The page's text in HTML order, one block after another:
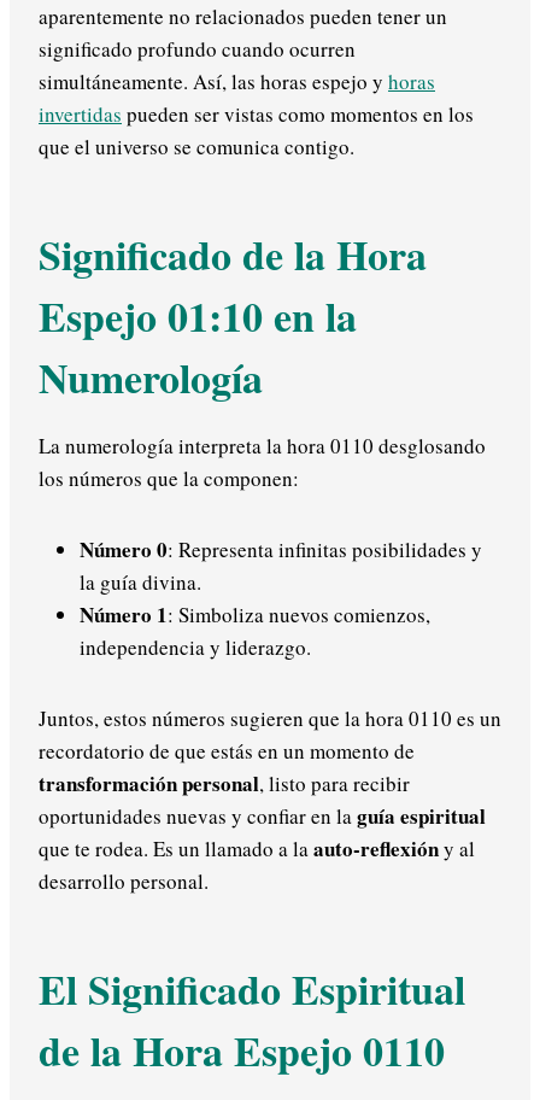
aparentemente no relacionados pueden tener un
significado profundo cuando ocurren
simultáneamente. Así, las horas espejo y horas
invertidas pueden ser vistas como momentos en los
que el universo se comunica contigo.
Significado de la Hora
Espejo 01:10 en la
Numerología
La numerología interpreta la hora 0110 desglosando
los números que la componen:
Número 0: Representa infinitas posibilidades y
la guía divina.
Número 1: Simboliza nuevos comienzos,
independencia y liderazgo.
Juntos, estos números sugieren que la hora 0110 es un
recordatorio de que estás en un momento de
transformación personal, listo para recibir
oportunidades nuevas y confiar en laguía espiritual
que te rodea. Es un llamado a laauto-reflexióny al
desarrollo personal.
El Significado Espiritual
de la Hora Espejo 0110